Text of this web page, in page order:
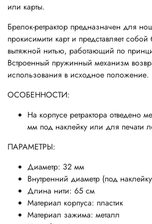
или карты.
Брелок-ретрактор предназначен для
прокисимити карт и представляет
вытяжной нитью, работающий по
Встроенный пружинный механизм
использования в исходное положение.
ОСОБЕННОСТИ:
На корпусе ретрактора отведено
мм под наклейку или для печати
ПАРАМЕТРЫ:
Диаметр: 32 мм
Внутренний диаметр (под
Длина нити: 65 см
Материал корпуса: пластик
Материал зажима: металл